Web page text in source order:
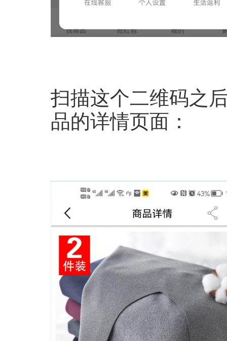
扫描这个二维码之
品的详情页面：